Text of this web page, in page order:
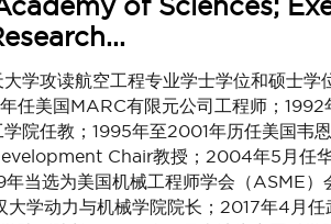
学攻读航空工程专业学士学位和硕士学
任美国MARC有限元公司工程师；
院任教；1995年至2001年历任美国韦
Chair教授；2004年5月任
当选为美国机械工程师学会（ASME
学动力与机械学院院长；2017年4月任